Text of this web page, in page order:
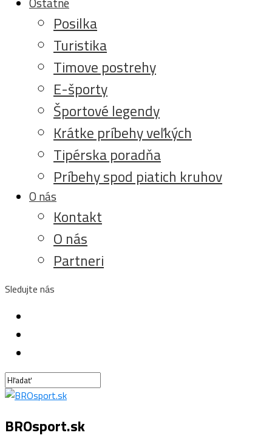
Posilka
Turistika
Timove postrehy
E-športy
Športové legendy
Krátke príbehy veľkých
Tipérska poradňa
Príbehy spod piatich kruhov
O nás
Kontakt
O nás
Partneri
Sledujte nás
BROsport.sk